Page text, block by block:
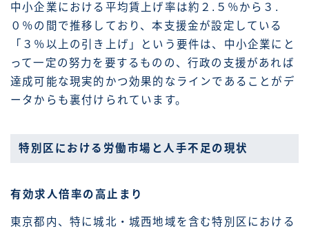
中小企業における平均賃上げ率は約２.５％から３.
０％の間で推移しており、本支援金が設定している
「３％以上の引き上げ」という要件は、中小企業にと
って一定の努力を要するものの、行政の支援があれば
達成可能な現実的かつ効果的なラインであることがデ
ータからも裏付けられています。
特別区における労働市場と人手不足の現状
有効求人倍率の高止まり
東京都内、特に城北・城西地域を含む特別区における